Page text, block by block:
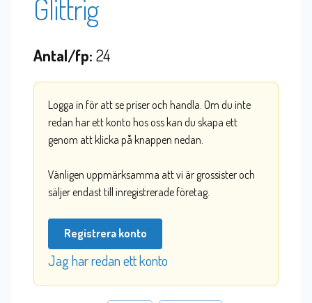
Glittrig
Antal/fp: 24
Logga in för att se priser och handla. Om du inte
redan har ett konto hos oss kan du skapa ett
genom att klicka på knappen nedan.
Vänligen uppmärksamma att vi är grossister och
säljer endast till inregistrerade företag.
Registrera konto
Jag har redan ett konto